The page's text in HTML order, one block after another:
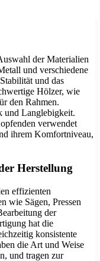
der Materialien
und verschiedene
und das
Hölzer, wie
den Rahmen.
und Langlebigkeit.
verwendet
ihrem Komfortniveau,
Herstellung
effizienten
wie Sägen, Pressen
der
hat die
konsistente
die Art und Weise
und tragen zur